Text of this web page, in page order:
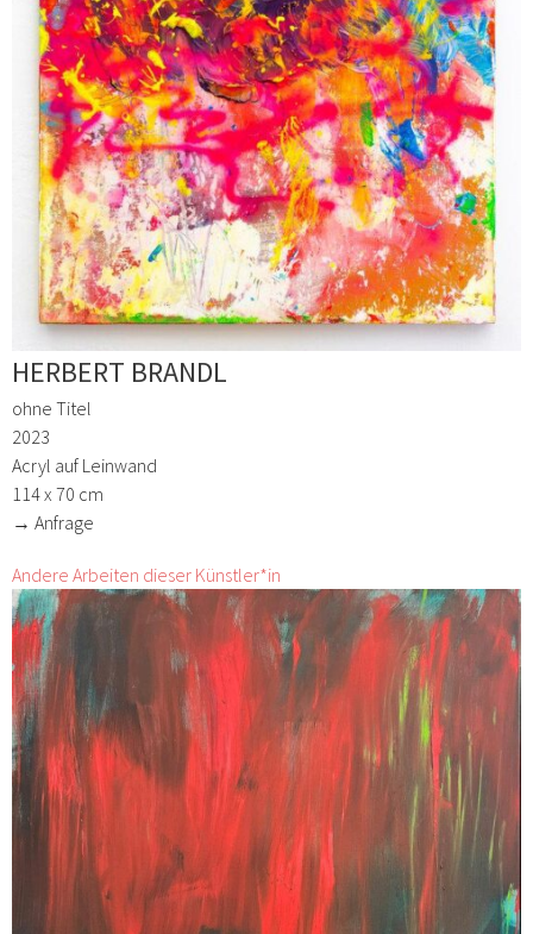
HERBERT BRANDL
ohne Titel
2023
Acryl auf Leinwand
114 x 70 cm
→ Anfrage
Andere Arbeiten dieser Künstler*in